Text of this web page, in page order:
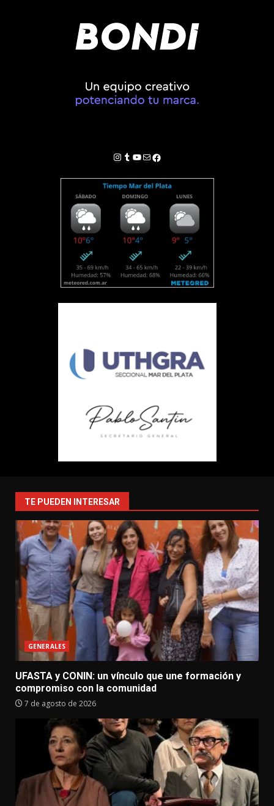
Instagram
Tumblr
YouTube
Correo electrónico
Facebook
TE PUEDEN INTERESAR
GENERALES
UFASTA y CONIN: un vínculo que une formación y
compromiso con la comunidad
7 de agosto de 2026